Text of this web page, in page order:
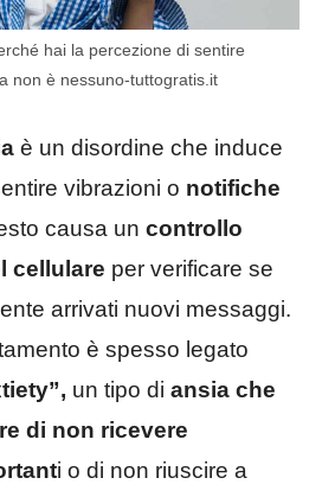
hai la percezione di sentire
non è nessuno-tuttogratis.it
è un disordine che induce
vibrazioni o notifiche
causa un controllo
cellulare per verificare se
arrivati nuovi messaggi.
è spesso legato
un tipo di ansia che
di non ricevere
i o di non riuscire a